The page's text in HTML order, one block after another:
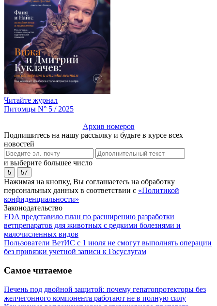
Читайте журнал
Питомцы N° 5 / 2025
Архив номеров
Подпишитесь на нашу рассылку и будьте в курсе всех
новостей
и выберите большее число
5 57
Нажимая на кнопку, Вы соглашаетесь на обработку
персональных данных в соответствии с «Политикой
конфиденциальности»
Законодательство
FDA представило план по расширению разработки
ветпрепаратов для животных с редкими болезнями и
малочисленных видов
Пользователи ВетИС с 1 июля не смогут выполнять операции
без привязки учетной записи к Госуслугам
Самое читаемое
Печень под двойной защитой: почему гепатопротекторы без
желчегонного компонента работают не в полную силу